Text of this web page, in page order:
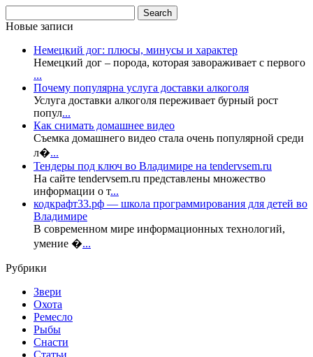
Новые записи
Немецкий дог: плюсы, минусы и характер
Немецкий дог – порода, которая завораживает с первого
...
Почему популярна услуга доставки алкоголя
Услуга доставки алкоголя переживает бурный рост
попул...
Как снимать домашнее видео
Съемка домашнего видео стала очень популярной среди
л�...
Тендеры под ключ во Владимире на tendervsem.ru
На сайте tendervsem.ru представлены множество
информации о т...
кодкрафт33.рф — школа программирования для детей во
Владимире
В современном мире информационных технологий,
умение �...
Рубрики
Звери
Охота
Ремесло
Рыбы
Снасти
Статьи